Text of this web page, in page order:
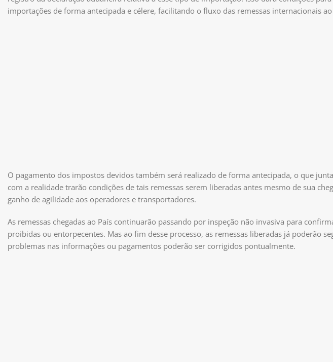
importações de forma antecipada e célere, facilitando o fluxo das remessas internacionais ao
O pagamento dos impostos devidos também será realizado de forma antecipada, o que
com a realidade trarão condições de tais remessas serem liberadas antes mesmo de sua
ganho de agilidade aos operadores e transportadores.
As remessas chegadas ao País continuarão passando por inspeção não invasiva para
proibidas ou entorpecentes. Mas ao fim desse processo, as remessas liberadas já poderão
problemas nas informações ou pagamentos poderão ser corrigidos pontualmente.